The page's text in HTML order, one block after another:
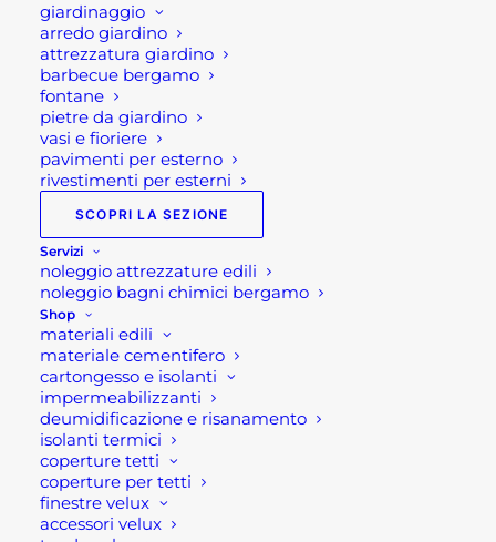
giardinaggio
arredo giardino
attrezzatura giardino
barbecue bergamo
fontane
pietre da giardino
vasi e fioriere
pavimenti per esterno
rivestimenti per esterni
SCOPRI LA SEZIONE
Servizi
noleggio attrezzature edili
noleggio bagni chimici bergamo
Shop
materiali edili
materiale cementifero
cartongesso e isolanti
impermeabilizzanti
deumidificazione e risanamento
isolanti termici
coperture tetti
coperture per tetti
finestre velux
accessori velux
CALZE DA NEVE PER
AUTO
27,00€
Calze da neve
Omologate per auto
Calze da neve per pneumatici dispositivo
antislittamento supplementare realizzato con
tessuto tecnico ad elevata resistenza. Pratiche da
montare e comode da riporre in auto. Sono la
soluzione facile e rapida per guidare su neve e
ghiaccio. Leggere e silenziose e riutilizzabili.
Ideali per superfici innevate o ghiacciate, le calze